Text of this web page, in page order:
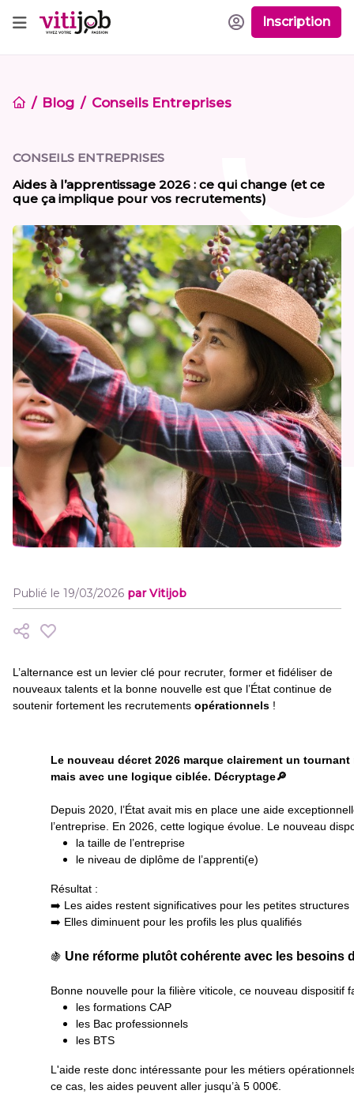
Inscription
Blog Conseils Entreprises
CONSEILS ENTREPRISES
Aides à l’apprentissage 2026 : ce qui change (et ce
que ça implique pour vos recrutements)
Publié le 19/03/2026 par Vitijob
L’alternance est un levier clé pour recruter, former et fidéliser de
nouveaux talents et la bonne nouvelle est que l’État continue de
soutenir fortement les recrutements opérationnels !
Le nouveau décret 2026 marque clairement un
mais avec une logique ciblée. Décryptage🔎
Depuis 2020, l’État avait mis en place une aide
l’entreprise. En 2026, cette logique évolue. Le nouveau
la taille de l’entreprise
le niveau de diplôme de l’apprenti(e)
Résultat :
➡️ Les aides restent significatives pour les petites
➡️ Elles diminuent pour les profils les plus qualifiés
🍇 Une réforme plutôt cohérente avec les besoins
Bonne nouvelle pour la filière viticole, ce nouveau
les formations CAP
les Bac professionnels
les BTS
L'aide reste donc intéressante pour les métiers
ce cas, les aides peuvent aller jusqu’à 5 000€.